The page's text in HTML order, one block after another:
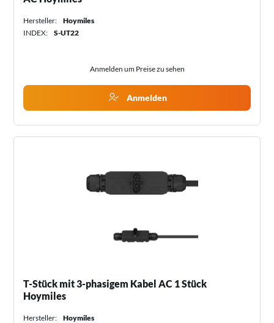
Hersteller:
Hoymiles
INDEX:
S-UT22
Anmelden um Preise zu sehen
Anmelden
T-Stück mit 3-phasigem Kabel AC 1 Stück
Hoymiles
Hersteller: Hoymiles